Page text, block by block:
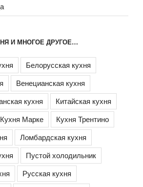
И МНОГОЕ ДРУГОЕ…
Белорусская кухня
Венецианская кухня
кухня
Китайская кухня
Кухня Марке
Кухня Трентино
Ломбардская кухня
Пустой холодильник
Русская кухня